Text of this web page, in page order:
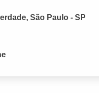
São Paulo - SP